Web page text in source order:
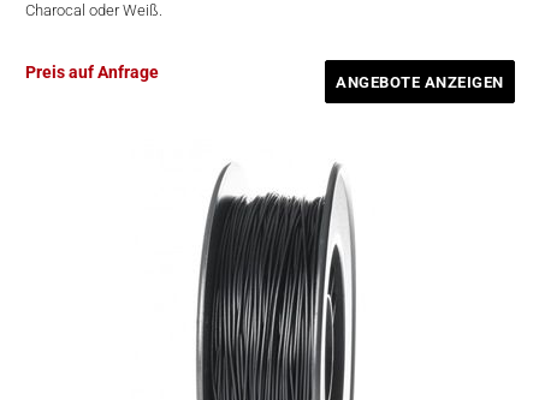
Charocal oder Weiß.
Preis auf Anfrage
ANGEBOTE ANZEIGEN